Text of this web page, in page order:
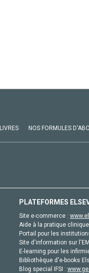
LIVRES NOS FORMULES
PLATEFORMES
Site e-commerce :
Aide à la pratique
Portail pour les
Site d'information sur
E-learning pour les
Bibliothèque d'e-books
Blog special IFSI :